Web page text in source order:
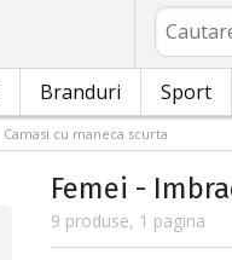
Cautare
Branduri Sport
Camasi cu maneca scurta
Femei -
9 produse, 1 pagina